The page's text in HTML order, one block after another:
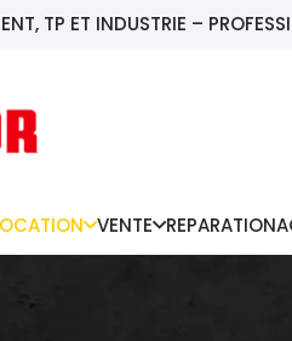
TP ET INDUSTRIE –
VENTE REPARATION